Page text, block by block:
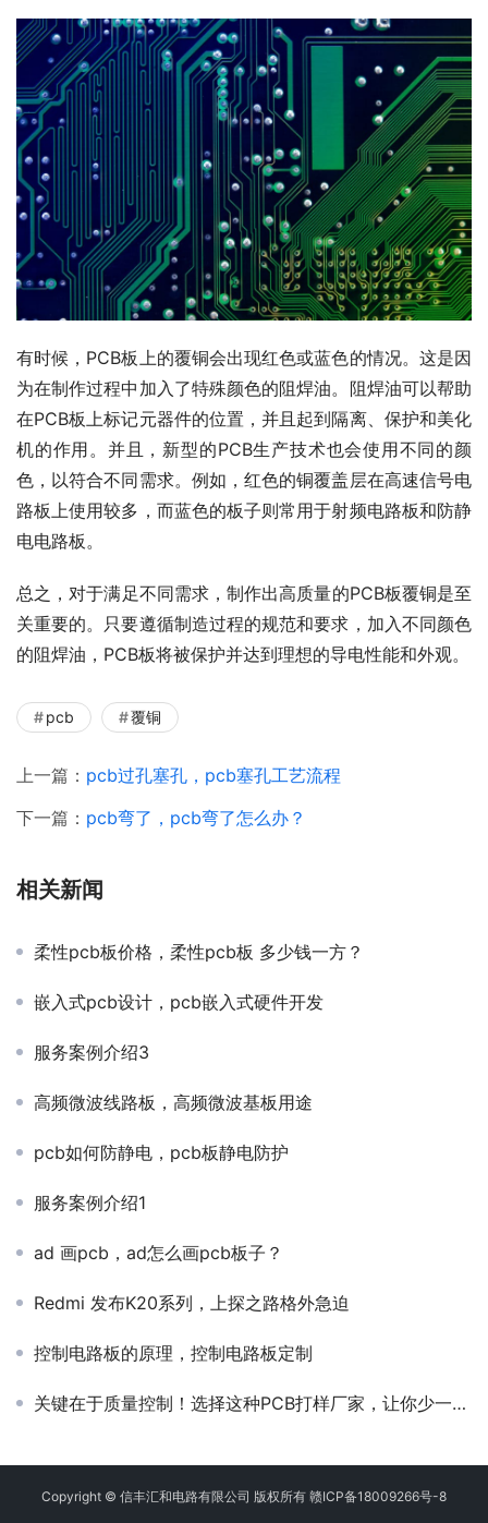
有时候，PCB板上的覆铜会出现红色或蓝色的情况。这是因
为在制作过程中加入了特殊颜色的阻焊油。阻焊油可以帮助
在PCB板上标记元器件的位置，并且起到隔离、保护和美化
机的作用。并且，新型的PCB生产技术也会使用不同的颜
色，以符合不同需求。例如，红色的铜覆盖层在高速信号电
路板上使用较多，而蓝色的板子则常用于射频电路板和防静
电电路板。
总之，对于满足不同需求，制作出高质量的PCB板覆铜是至
关重要的。只要遵循制造过程的规范和要求，加入不同颜色
的阻焊油，PCB板将被保护并达到理想的导电性能和外观。
pcb 覆铜
上一篇： pcb过孔塞孔，pcb塞孔工艺流程
下一篇： pcb弯了，pcb弯了怎么办？
相关新闻
柔性pcb板价格，柔性pcb板 多少钱一方？
嵌入式pcb设计，pcb嵌入式硬件开发
服务案例介绍3
高频微波线路板，高频微波基板用途
pcb如何防静电，pcb板静电防护
服务案例介绍1
ad 画pcb，ad怎么画pcb板子？
Redmi 发布K20系列，上探之路格外急迫
控制电路板的原理，控制电路板定制
关键在于质量控制！选择这种PCB打样厂家，让你少一份后顾之忧。
Copyright © 信丰汇和电路有限公司 版权所有 赣ICP备18009266号-8